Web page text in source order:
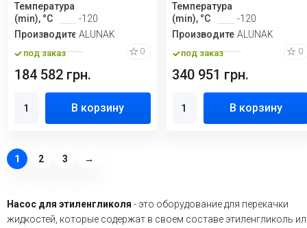
Температура
(min), °C
-120
ПроизводительALUNAK
под заказ 0
184 582 грн.
В корзину
Температура
(min), °C
-120
ПроизводительALUNAK
под заказ 0
340 951 грн.
В корзину
1 2 3 →
Насос для этиленгликоля - это оборудование для перекачки
жидкостей, которые содержат в своем составе этиленгликоль